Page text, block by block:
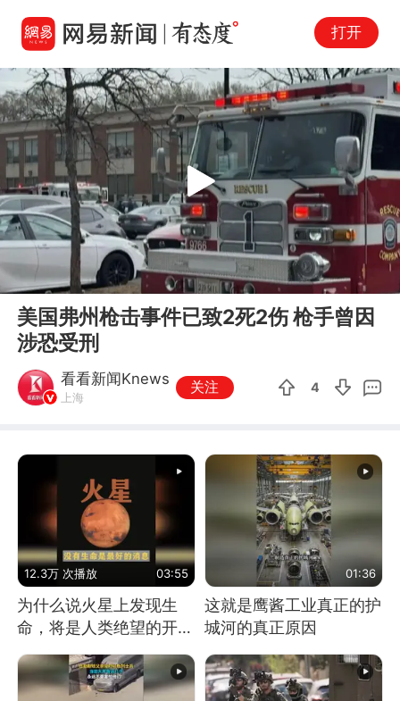
打开
00:00 00:23
Play
美国弗州枪击事件已致2死2伤 枪手曾因
涉恐受刑
看看新闻Knews
上海
关注 4
12.3万 次播放 03:55
为什么说火星上发现生
命，将是人类绝望的开
始？
01:36
这就是鹰酱工业真正的护
城河的真正原因